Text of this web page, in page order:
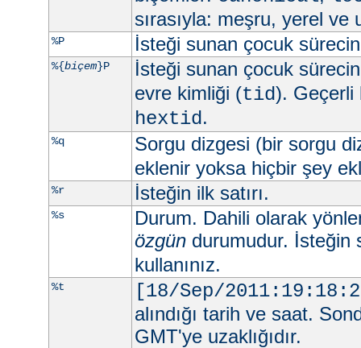
sırasıyla: meşru, yerel ve
%P İsteği sunan çocuk
%{biçem}P
İsteği sunan çocuk
evre kimliği (tid).
hextid.
%q
Sorgu dizgesi (bir sorgu
eklenir yoksa hiçbir şey
%r İsteğin ilk satırı.
%s
Durum. Dahili olarak
özgündurumudur. İsteğin
kullanınız.
%t
[18/Sep/
alındığı tarih ve saat.
GMT'ye uzaklığıdır.